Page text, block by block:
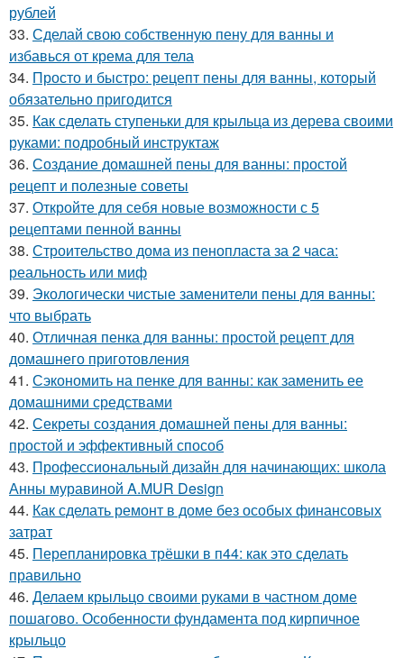
рублей
33. Сделай свою собственную пену для ванны и
избавься от крема для тела
34. Просто и быстро: рецепт пены для ванны, который
обязательно пригодится
35. Как сделать ступеньки для крыльца из дерева своими
руками: подробный инструктаж
36. Создание домашней пены для ванны: простой
рецепт и полезные советы
37. Откройте для себя новые возможности с 5
рецептами пенной ванны
38. Строительство дома из пенопласта за 2 часа:
реальность или миф
39. Экологически чистые заменители пены для ванны:
что выбрать
40. Отличная пенка для ванны: простой рецепт для
домашнего приготовления
41. Сэкономить на пенке для ванны: как заменить ее
домашними средствами
42. Секреты создания домашней пены для ванны:
простой и эффективный способ
43. Профессиональный дизайн для начинающих: школа
Анны муравиной A.MUR Design
44. Как сделать ремонт в доме без особых финансовых
затрат
45. Перепланировка трёшки в п44: как это сделать
правильно
46. Делаем крыльцо своими руками в частном доме
пошагово. Особенности фундамента под кирпичное
крыльцо